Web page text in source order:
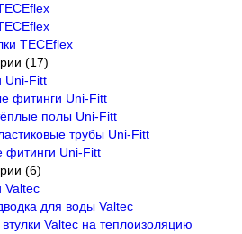
TECEflex
(17)
Uni-Fitt
фитинги Uni-Fitt
полы Uni-Fitt
трубы Uni-Fitt
Uni-Fitt
(6)
Valtec
для воды Valtec
Valtec на теплоизоляцию